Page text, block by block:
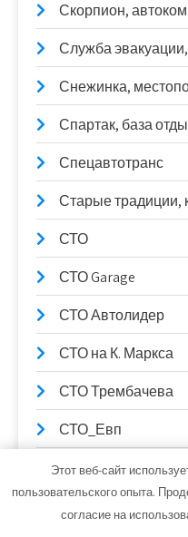
Скорпион,
Служба
Снежинка,
Спартак, база
Спецавтотранс
Старые традиции,
СТО
СТО Garage
СТО Автолидер
СТО на К. Маркса
СТО Трембачева
СТО_Евп
СТО, СТО
Этот веб-сайт
пользовательского опыта.
согласие на